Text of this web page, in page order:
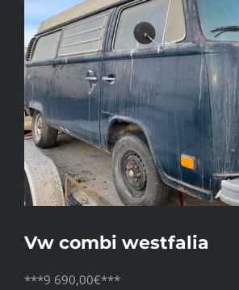
l'image
agrandie
Vw combi westfalia
***9 690,00€***